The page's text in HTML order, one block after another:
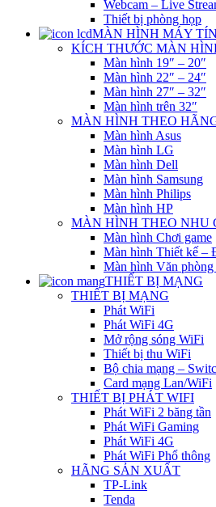
Webcam – Live
Thiết bị phòng họp
MÀN HÌNH MÁY
KÍCH THƯỚC MÀN
Màn hình 19″ – 20″
Màn hình 22″ – 24″
Màn hình 27″ – 32″
Màn hình trên 32″
MÀN HÌNH THEO
Màn hình Asus
Màn hình LG
Màn hình Dell
Màn hình Samsung
Màn hình Philips
Màn hình HP
MÀN HÌNH THEO NHU
Màn hình Chơi game
Màn hình Thiết kế –
Màn hình Văn
THIẾT BỊ MẠNG
THIẾT BỊ MẠNG
Phát WiFi
Phát WiFi 4G
Mở rộng sóng WiFi
Thiết bị thu WiFi
Bộ chia mạng –
Card mạng Lan/WiFi
THIẾT BỊ PHÁT WIFI
Phát WiFi 2 băng tần
Phát WiFi Gaming
Phát WiFi 4G
Phát WiFi Phổ thông
HÃNG SẢN XUẤT
TP-Link
Tenda